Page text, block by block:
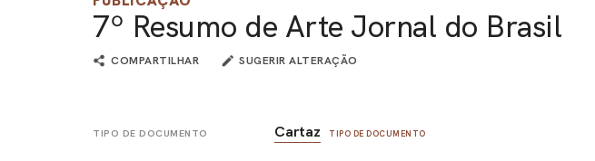
7º Resumo de Arte Jornal do Brasil
COMPARTILHAR SUGERIR ALTERAÇÃO
TIPO DE DOCUMENTO Cartaz TIPO DE DOCUMENTO